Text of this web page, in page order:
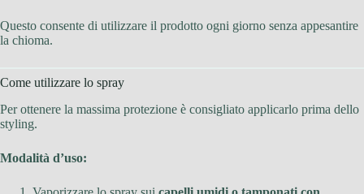
Questo consente di utilizzare il prodotto ogni giorno senza appesantire
la chioma.
Come utilizzare lo spray
Per ottenere la massima protezione è consigliato applicarlo prima dello
styling.
Modalità d’uso: